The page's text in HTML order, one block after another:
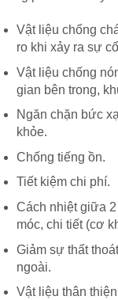
Vật liệu chống
ro khi xảy ra sự
Vật liệu chống
gian bên trong,
Ngăn chặn bức
khỏe.
Chống tiếng ồn.
Tiết kiệm chi phí.
Cách nhiệt giữa
móc, chi tiết (cơ
Giảm sự thất
ngoài.
Vật liệu thân